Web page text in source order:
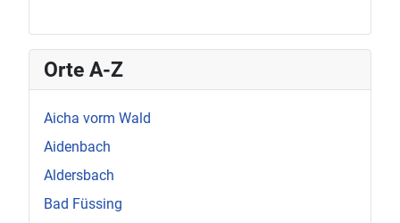
Orte A-Z
Aicha vorm Wald
Aidenbach
Aldersbach
Bad Füssing